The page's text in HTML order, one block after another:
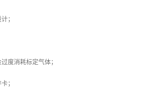
；
度消耗标定气体；
；